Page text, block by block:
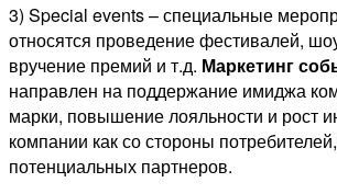
3) Special events – специальные
относятся проведение фестивалей,
вручение премий и т.д. Маркетинг
направлен на поддержание имиджа
марки, повышение лояльности и рост
компании как со стороны
потенциальных партнеров.